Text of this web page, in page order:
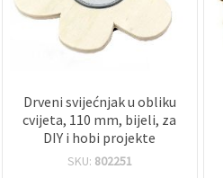
Drveni svijećnjak u obliku
cvijeta, 110 mm, bijeli, za
DIY i hobi projekte
SKU: 802251